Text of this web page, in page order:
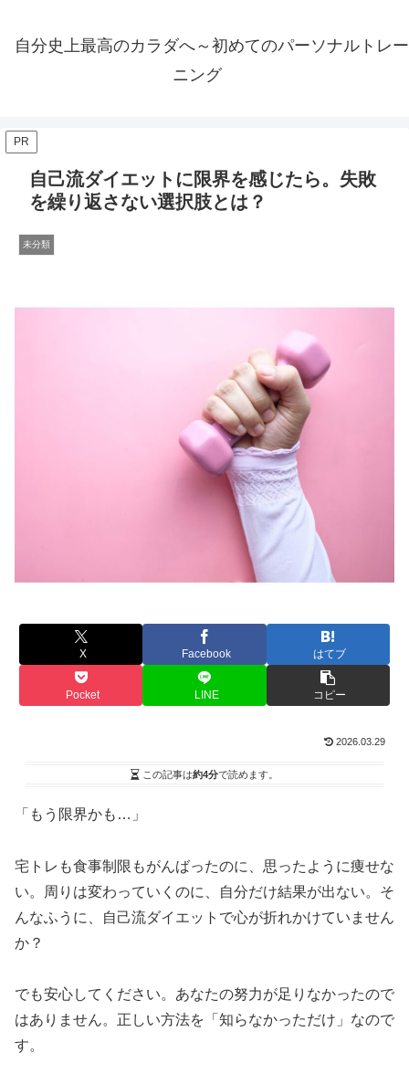
自分史上最高のカラダへ～初めてのパーソナルトレー
ニング
PR
自己流ダイエットに限界を感じたら。失敗
を繰り返さない選択肢とは？
未分類
X Facebook はてブ
Pocket LINE コピー
2026.03.29
この記事は約4分で読めます。
「もう限界かも…」
宅トレも食事制限もがんばったのに、思ったように痩せな
い。周りは変わっていくのに、自分だけ結果が出ない。そ
んなふうに、自己流ダイエットで心が折れかけていません
か？
でも安心してください。あなたの努力が足りなかったので
はありません。正しい方法を「知らなかっただけ」なので
す。